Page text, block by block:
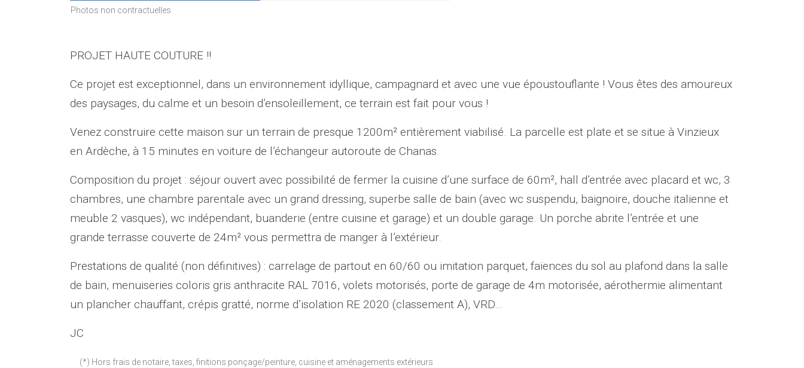
Photos non contractuelles
PROJET HAUTE COUTURE !!
Ce projet est exceptionnel, dans un environnement idyllique, campagnard et avec une vue époustouflante ! Vous êtes des amoureux
des paysages, du calme et un besoin d’ensoleillement, ce terrain est fait pour vous !
Venez construire cette maison sur un terrain de presque 1200m² entièrement viabilisé. La parcelle est plate et se situe à Vinzieux
en Ardèche, à 15 minutes en voiture de l’échangeur autoroute de Chanas.
Composition du projet : séjour ouvert avec possibilité de fermer la cuisine d’une surface de 60m², hall d’entrée avec placard et wc, 3
chambres, une chambre parentale avec un grand dressing, superbe salle de bain (avec wc suspendu, baignoire, douche italienne et
meuble 2 vasques), wc indépendant, buanderie (entre cuisine et garage) et un double garage. Un porche abrite l’entrée et une
grande terrasse couverte de 24m² vous permettra de manger à l’extérieur.
Prestations de qualité (non définitives) : carrelage de partout en 60/60 ou imitation parquet, faïences du sol au plafond dans la salle
de bain, menuiseries coloris gris anthracite RAL 7016, volets motorisés, porte de garage de 4m motorisée, aérothermie alimentant
un plancher chauffant, crépis gratté, norme d’isolation RE 2020 (classement A), VRD…
JC
(*) Hors frais de notaire, taxes, finitions ponçage/peinture, cuisine et aménagements extérieurs